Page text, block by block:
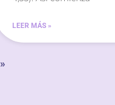
LEER MÁS »